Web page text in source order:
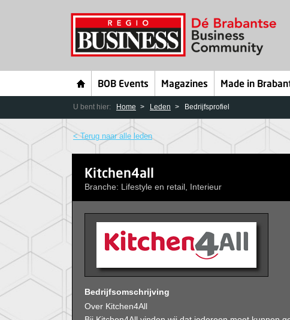
BOB Events Magazines Made in
U bent hier: Home Leden Bedrijfsprofiel
< Terug naar alle leden
Kitchen4all
Branche: Lifestyle en retail, Interieur
Bedrijfsomschrijving
Over Kitchen4All